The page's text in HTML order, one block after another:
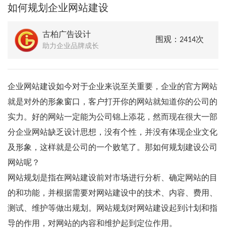
如何规划企业网站建设
古柏广告设计
助力企业品牌成长
围观：2414次
企业网站建设如今对于企业来说至关重要，企业的官方网站
就是对外的形象窗口，客户打开你的网站就知道你的公司的
实力。好的网站一定能为公司锦上添花，然而现在很大一部
分企业网站缺乏设计思想，没有个性，并没有体现企业文化
及形象，这样就是公司的一个败笔了。那如何规划建设公司
网站呢？
网站规划是指在网站建设前对市场进行分析、确定网站的目
的和功能，并根据需要对网站建设中的技术、内容、费用、
测试、维护等做出规划。网站规划对网站建设起到计划和指
导的作用，对网站的内容和维护起到定位作用。